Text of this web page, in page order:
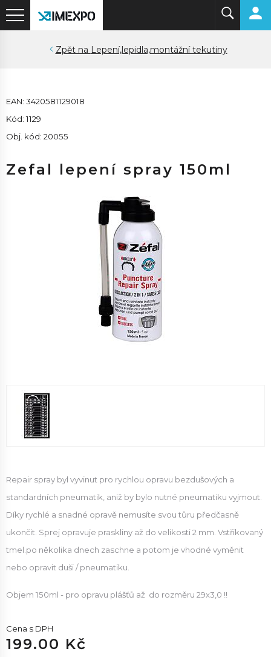
Lepení,lepidla,montážní tekutiny
EAN: 3420581129018
Kód: 1129
Obj. kód: 20055
Zefal lepení spray 150ml
Repair spray byl vyvinut pro rychlou opravu bezdušových a
standardních pneumatik, aniž by bylo nutné pneumatiku vyjmout.
Díky rychlé a snadné opravě nemusíte svou tůru předčasně
ukončit. Sprej opravuje praskliny až do velikosti 2 mm. Vstřikovaný
tmel.po několika dnech zaschne a potom je vhodné vyměnit
nebo opravit duši / pneumatiku.
Objem 150ml - pro opravu plášťů až do rozměru 29x3,0 !!
Cena s DPH
199.00 Kč